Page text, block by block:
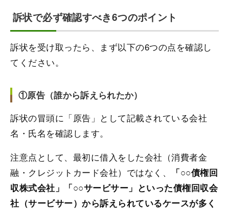
訴状で必ず確認すべき6つのポイント
訴状を受け取ったら、まず以下の6つの点を確認し
てください。
①原告（誰から訴えられたか）
訴状の冒頭に「原告」として記載されている会社
名・氏名を確認します。
注意点として、最初に借入をした会社（消費者金
融・クレジットカード会社）ではなく、
「○○債権回
収株式会社」「○○サービサー」といった債権回収会
社（サービサー）から訴えられているケースが多く